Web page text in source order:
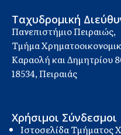
Ταχυδρομική
Πανεπιστήμιο Πειραιώς,
Τμήμα
Καραολή και Δημητρίου
18534, Πειραιάς
Χρήσιμοι Σύνδεσμοι
Ιστοσελίδα Τμήματος